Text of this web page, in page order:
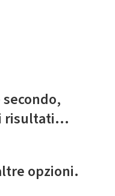
risultati...
opzioni.